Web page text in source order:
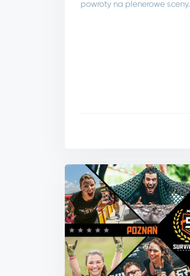
powroty na plenerowe sceny.